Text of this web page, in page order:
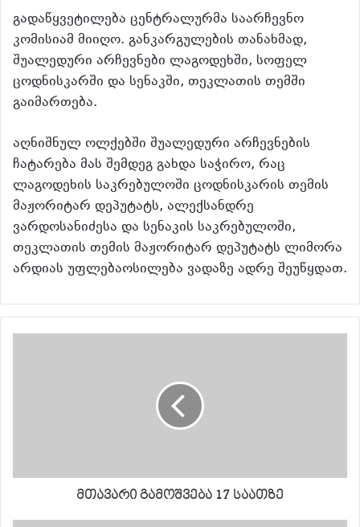
გადაწყვეტილება ცენტრალურმა საარჩევნო
კომისიამ მიიღო. განკარგულების თანახმად,
შუალედური არჩევნები ლაგოდეხში, სოფელ
ცოდნისკარში და სენაკში, თეკლათის თემში
გაიმართება.
აღნიშნულ ოლქებში შუალედური არჩევნების
ჩატარება მას შემდეგ გახდა საჭირო, რაც
ლაგოდეხის საკრებულოში ცოდნისკარის თემის
მაჟორიტარ დეპუტატს, ალექსანდრე
ვარდოსანიძესა და სენაკის საკრებულოში,
თეკლათის თემის მაჟორიტარ დეპუტატს ლიმორა
არდიას უფლებაოსილება ვადაზე ადრე შეუწყდათ.
მთავარი გამოშვება 17 საათზე